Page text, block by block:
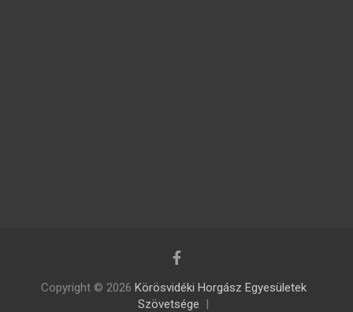
Copyright © 2026 Körösvidéki Horgász Egyesületek
Szövetsége